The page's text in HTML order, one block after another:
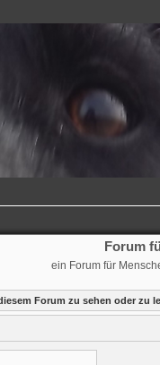
Forum
ein Forum für
Forum zu sehen oder zu